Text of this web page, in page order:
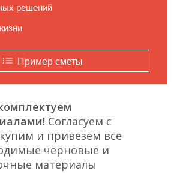
решений
Пример сметы
Согласуем с
и привезем все
черновые и
материалы